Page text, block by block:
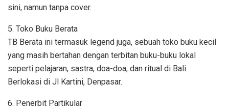
sini, namun tanpa cover.
5. Toko Buku Berata
TB Berata ini termasuk legend juga, sebuah toko buku kecil
yang masih bertahan dengan terbitan buku-buku lokal
seperti pelajaran, sastra, doa-doa, dan ritual di Bali.
Berlokasi di Jl Kartini, Denpasar.
6. Penerbit Partikular